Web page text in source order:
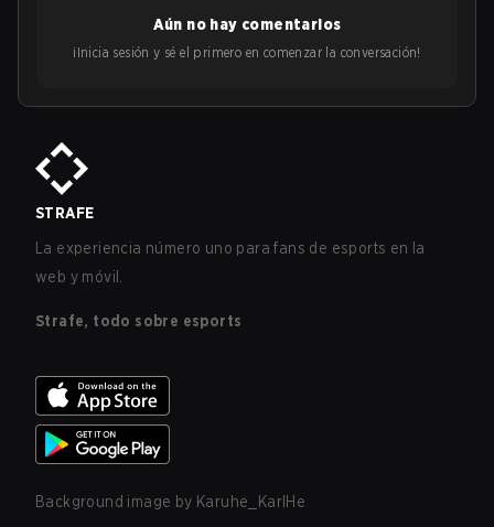
Aún no hay comentarios
¡Inicia sesión y sé el primero en comenzar la conversación!
STRAFE
La experiencia número uno para fans de esports en la
web y móvil.
Strafe, todo sobre esports
Background image by Karuhe_KarlHe